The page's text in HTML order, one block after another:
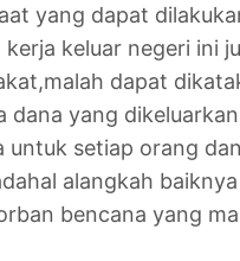
yang dapat
keluar negeri ini
dapat
yang
setiap orang
alangkah
bencana yang